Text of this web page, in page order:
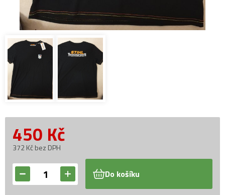
450 Kč
372 Kč bez DPH
Do košíku